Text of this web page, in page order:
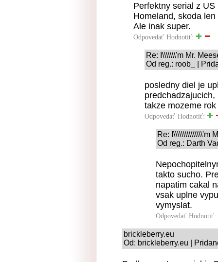
Perfektny serial z
Homeland, skoda
Ale inak super.
Odpovedať Hodnotiť:
Re: I\\\\\\\'m Mr.
Od reg.: roob_ |
posledny diel je
takze mozeme
Odpovedať Hodnotiť:
Re: I\\\\\\\\\\\\\\\'m
Od reg.: Darth
takto sucho.
napatim cakal
vsak uplne
vymyslat.
Odpovedať Hodnotiť:
brickleberry.eu
Od: brickleberry.eu |